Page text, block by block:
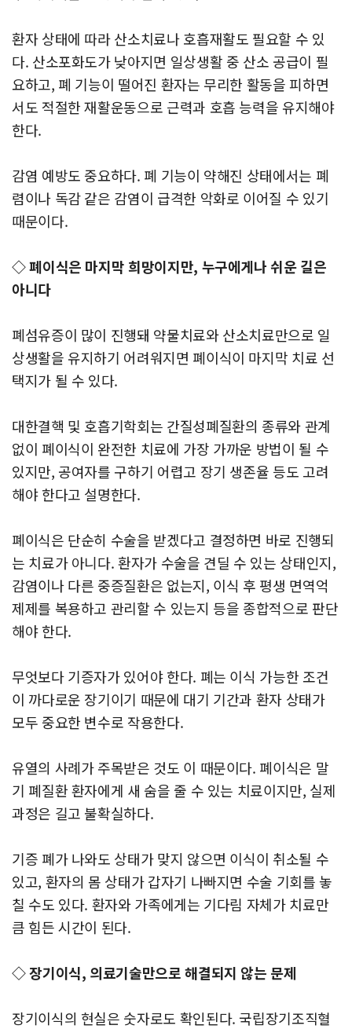
환자 상태에 따라 산소치료나 호흡재활도 필요할 수 있
다. 산소포화도가 낮아지면 일상생활 중 산소 공급이 필
요하고, 폐 기능이 떨어진 환자는 무리한 활동을 피하면
서도 적절한 재활운동으로 근력과 호흡 능력을 유지해야
한다.
감염 예방도 중요하다. 폐 기능이 약해진 상태에서는 폐
렴이나 독감 같은 감염이 급격한 악화로 이어질 수 있기
때문이다.
◇ 폐이식은 마지막 희망이지만, 누구에게나 쉬운 길은
아니다
폐섬유증이 많이 진행돼 약물치료와 산소치료만으로 일
상생활을 유지하기 어려워지면 폐이식이 마지막 치료 선
택지가 될 수 있다.
대한결핵 및 호흡기학회는 간질성폐질환의 종류와 관계
없이 폐이식이 완전한 치료에 가장 가까운 방법이 될 수
있지만, 공여자를 구하기 어렵고 장기 생존율 등도 고려
해야 한다고 설명한다.
폐이식은 단순히 수술을 받겠다고 결정하면 바로 진행되
는 치료가 아니다. 환자가 수술을 견딜 수 있는 상태인지,
감염이나 다른 중증질환은 없는지, 이식 후 평생 면역억
제제를 복용하고 관리할 수 있는지 등을 종합적으로 판단
해야 한다.
무엇보다 기증자가 있어야 한다. 폐는 이식 가능한 조건
이 까다로운 장기이기 때문에 대기 기간과 환자 상태가
모두 중요한 변수로 작용한다.
유열의 사례가 주목받은 것도 이 때문이다. 폐이식은 말
기 폐질환 환자에게 새 숨을 줄 수 있는 치료이지만, 실제
과정은 길고 불확실하다.
기증 폐가 나와도 상태가 맞지 않으면 이식이 취소될 수
있고, 환자의 몸 상태가 갑자기 나빠지면 수술 기회를 놓
칠 수도 있다. 환자와 가족에게는 기다림 자체가 치료만
큼 힘든 시간이 된다.
◇ 장기이식, 의료기술만으로 해결되지 않는 문제
장기이식의 현실은 숫자로도 확인된다. 국립장기조직혈